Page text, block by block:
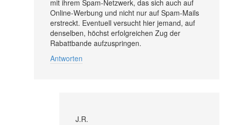
mit ihrem Spam-Netzwerk, das sich auch auf
Online-Werbung und nicht nur auf Spam-Mails
erstreckt. Eventuell versucht hier jemand, auf
denselben, höchst erfolgreichen Zug der
Rabattbande aufzuspringen.
Antworten
J.R.